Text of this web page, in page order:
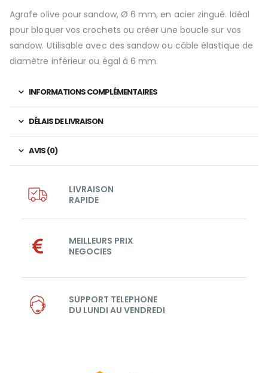
Agrafe olive pour sandow, Ø 6 mm, en acier zingué. Idéal
pour bloquer vos crochets ou créer une boucle sur vos
sandow. Utilisable avec des sandow ou câble élastique de
diamètre inférieur ou égal à 6 mm.
INFORMATIONS COMPLÉMENTAIRES
DÉLAIS DE LIVRAISON
AVIS (0)
LIVRAISON
RAPIDE
MEILLEURS PRIX
NEGOCIES
SUPPORT TELEPHONE
DU LUNDI AU VENDREDI